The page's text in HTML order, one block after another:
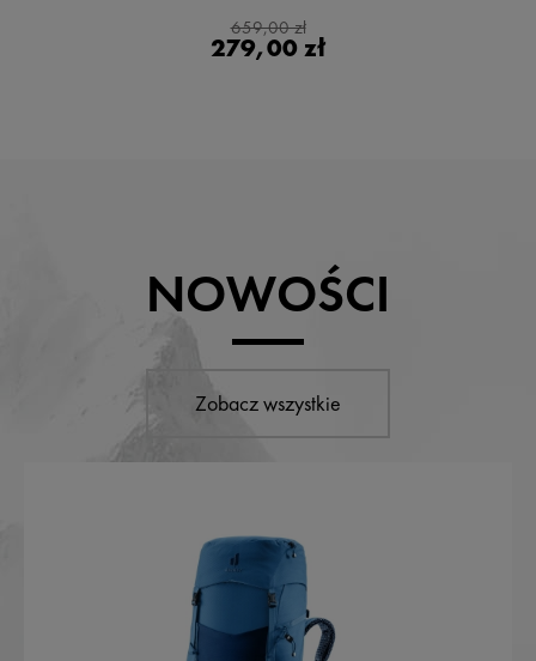
659,00 zł
279,00 zł
NOWOŚCI
Zobacz wszystkie